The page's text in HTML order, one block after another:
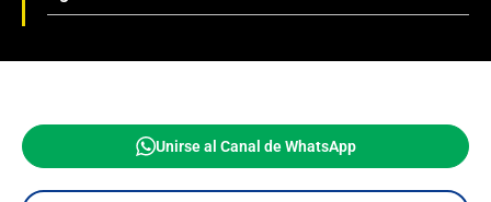
Unirse al Canal de WhatsApp